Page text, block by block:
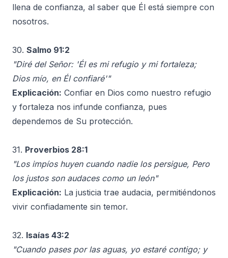
llena de confianza, al saber que Él está siempre con
nosotros.
30. Salmo 91:2
"Diré del Señor: 'Él es mi refugio y mi fortaleza;
Dios mío, en Él confiaré'"
Explicación: Confiar en Dios como nuestro refugio
y fortaleza nos infunde confianza, pues
dependemos de Su protección.
31. Proverbios 28:1
"Los impíos huyen cuando nadie los persigue, Pero
los justos son audaces como un león"
Explicación: La justicia trae audacia, permitiéndonos
vivir confiadamente sin temor.
32. Isaías 43:2
"Cuando pases por las aguas, yo estaré contigo; y